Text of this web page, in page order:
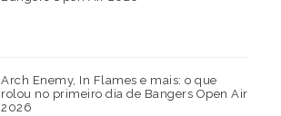
Arch Enemy, In Flames e mais: o que
rolou no primeiro dia de Bangers Open Air
2026